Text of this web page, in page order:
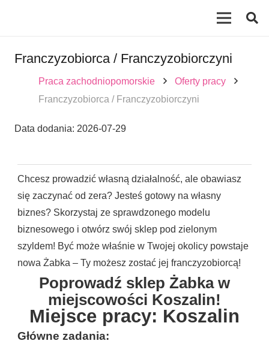
Franczyzobiorca / Franczyzobiorczyni
Praca zachodniopomorskie
Oferty pracy
Franczyzobiorca / Franczyzobiorczyni
Data dodania: 2026-07-29
Chcesz prowadzić własną działalność, ale obawiasz
się zaczynać od zera? Jesteś gotowy na własny
biznes? Skorzystaj ze sprawdzonego modelu
biznesowego i otwórz swój sklep pod zielonym
szyldem! Być może właśnie w Twojej okolicy powstaje
nowa Żabka – Ty możesz zostać jej franczyzobiorcą!
Poprowadź sklep Żabka w
miejscowości Koszalin!
Miejsce pracy: Koszalin
Główne zadania: